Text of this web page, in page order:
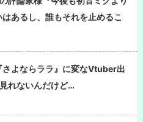
あるし、誰もそれを止めるこ
さよならララ』に変なVtuber出
れないんだけど…